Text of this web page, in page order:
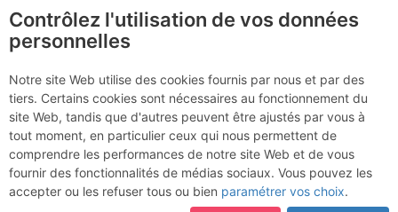
Punta di Valbennaria
/ Falbanairspitze
Italie Ötztal Province autonome de Bolzano
Contrôlez l'utilisation de vos données
personnelles
Notre site Web utilise des cookies fournis par nous et par des
tiers. Certains cookies sont nécessaires au fonctionnement du
site Web, tandis que d'autres peuvent être ajustés par vous à
tout moment, en particulier ceux qui nous permettent de
comprendre les performances de notre site Web et de vous
fournir des fonctionnalités de médias sociaux. Vous pouvez les
accepter ou les refuser tous ou bien paramétrer vos choix.